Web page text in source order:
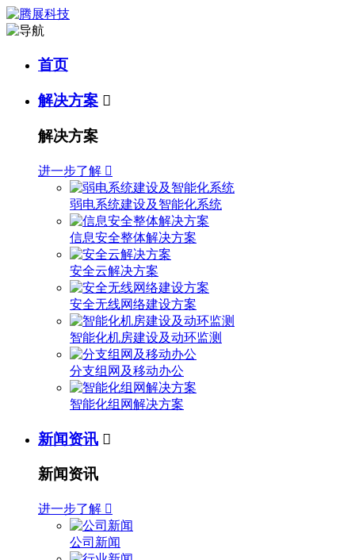
首页
解决方案 
解决方案
进一步了解 
弱电系统建设及智能化系统
信息安全整体解决方案
安全云解决方案
安全无线网络建设方案
智能化机房建设及动环监测
分支组网及移动办公
智能化组网解决方案
新闻资讯 
新闻资讯
进一步了解 
公司新闻